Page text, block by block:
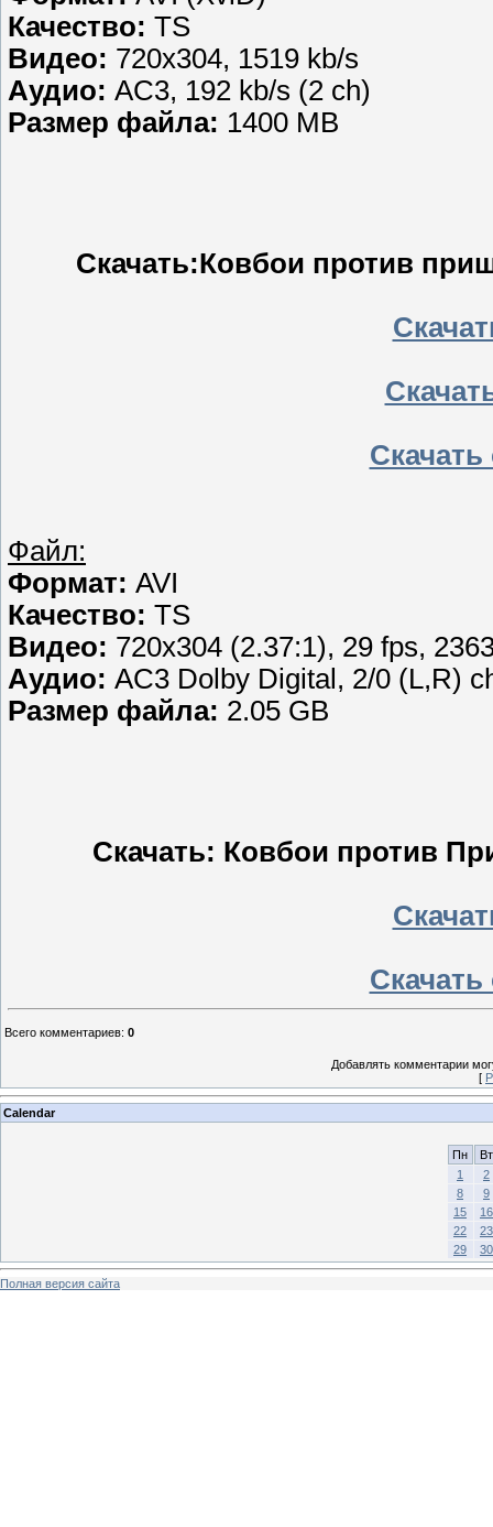
Качество: TS
Видео: 720х304, 1519 kb/s
Аудио: AC3, 192 kb/s (2 ch)
Размер файла: 1400 MB
Скачать:Ковбои против
Скачать
Файл:
Формат: AVI
Качество: TS
Видео: 720x304 (2.37:1), 29 fps,
Аудио: AC3 Dolby Digital, 2/0 (L,R)
Размер файла: 2.05 GB
Скачать: Ковбои против
Скачать
Всего комментариев: 0
Добавлять комментарии
[
Calendar
Пн
Вт
1
2
8
9
15
16
22
23
29
30
Полная версия сайта